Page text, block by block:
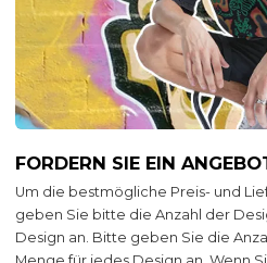
FORDERN SIE EIN
Um die bestmögliche Preis- und
geben Sie bitte die Anzahl der
Design an. Bitte geben Sie die